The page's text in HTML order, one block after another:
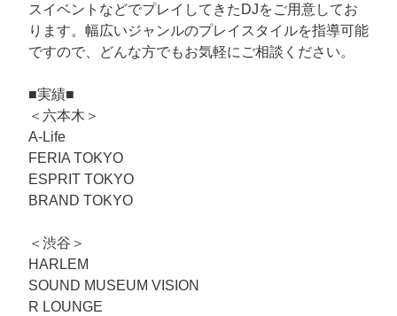
スイベントなどでプレイしてきたDJをご用意してお
ります。幅広いジャンルのプレイスタイルを指導可能
ですので、どんな方でもお気軽にご相談ください。
■実績■
＜六本木＞
A-Life
FERIA TOKYO
ESPRIT TOKYO
BRAND TOKYO
＜渋谷＞
HARLEM
SOUND MUSEUM VISION
R LOUNGE